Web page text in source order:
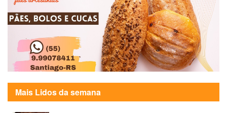
Mais Lidos da semana